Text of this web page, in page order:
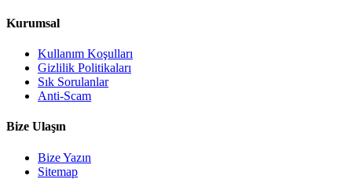
Kurumsal
Kullanım Koşulları
Gizlilik Politikaları
Sık Sorulanlar
Anti-Scam
Bize Ulaşın
Bize Yazın
Sitemap